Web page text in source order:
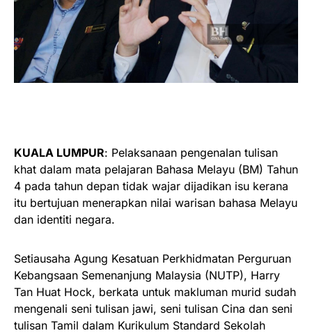
KUALA LUMPUR: Pelaksanaan pengenalan tulisan
khat dalam mata pelajaran Bahasa Melayu (BM) Tahun
4 pada tahun depan tidak wajar dijadikan isu kerana
itu bertujuan menerapkan nilai warisan bahasa Melayu
dan identiti negara.
Setiausaha Agung Kesatuan Perkhidmatan Perguruan
Kebangsaan Semenanjung Malaysia (NUTP), Harry
Tan Huat Hock, berkata untuk makluman murid sudah
mengenali seni tulisan jawi, seni tulisan Cina dan seni
tulisan Tamil dalam Kurikulum Standard Sekolah